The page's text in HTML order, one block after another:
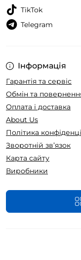
Інформація
Гарантія та сервіс
Обмін та
Оплата і доставка
About Us
Політика
Зворотній зв’язок
Карта сайту
Виробники
TikTok
Telegram